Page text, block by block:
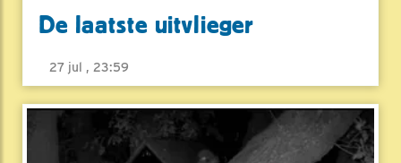
De laatste uitvlieger
27 jul , 23:59